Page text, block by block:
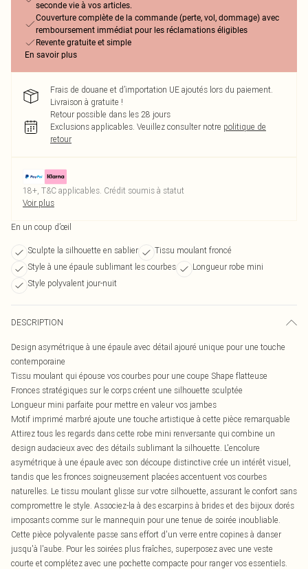
seconde vie à vos articles.
Couverture complète de la commande (perte, vol, dommage) avec
remboursement immédiat pour les réclamations éligibles
Revente gratuite et simple
En savoir plus
Frais de douane et d’importation UE ajoutés lors du paiement.
Livraison à gratuite !
Retour possible dans les 28 jours
Exclusions applicables. Veuillez consulter notre politique de
retour
18+, T&C applicables. Crédit soumis à statut
Voir plus
En un coup d’œil
Sculpte la silhouette en sablier
Tissu moulant froncé
Style à une épaule sublimant les courbes
Longueur robe mini
Style polyvalent jour-nuit
DESCRIPTION
Design asymétrique à une épaule avec détail ajouré unique pour une touche
contemporaine
Tissu moulant qui épouse vos courbes pour une coupe Shape flatteuse
Fronces stratégiques sur le corps créent une silhouette sculptée
Longueur mini parfaite pour mettre en valeur vos jambes
Motif imprimé marbré ajoute une touche artistique à cette pièce remarquable
Attirez tous les regards dans cette robe mini renversante qui combine un
design audacieux avec des détails sublimant la silhouette. L'encolure
asymétrique à une épaule avec son découpe distinctive crée un intérêt visuel,
tandis que les fronces soigneusement placées accentuent vos courbes
naturelles. Le tissu moulant glisse sur votre silhouette, assurant le confort sans
compromettre le style. Associez-la à des escarpins à brides et des bijoux dorés
imposants comme sur le mannequin pour une tenue de soirée inoubliable.
Cette pièce polyvalente passe sans effort d'un verre entre copines à danser
jusqu'à l'aube. Pour les soirées plus fraîches, superposez avec une veste
courte et complétez avec une pochette compacte pour ranger vos essentiels.